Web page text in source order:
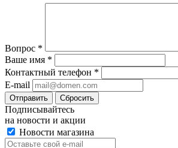
Вопрос *
Ваше имя *
Контактный телефон *
E-mail
Отправить Сбросить
Подписывайтесь
на новости и акции
Новости магазина